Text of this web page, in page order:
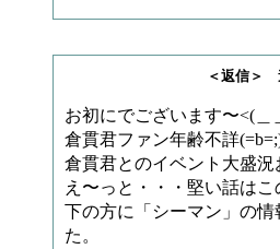
＜返信＞ 遊民さ
お初にでございます〜<(
倉貫君ファン年齢不詳
倉貫君とのイベント大盛
え〜っと・・・堅い話は
下の方に「シーマン」の
た。